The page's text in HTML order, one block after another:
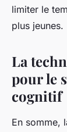
limiter le
plus jeunes.
La
pour le
cognitif
En somme,